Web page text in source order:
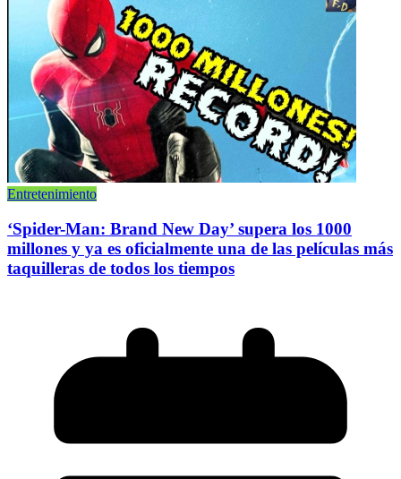
Entretenimiento
‘Spider-Man: Brand New Day’ supera los 1000
millones y ya es oficialmente una de las películas más
taquilleras de todos los tiempos